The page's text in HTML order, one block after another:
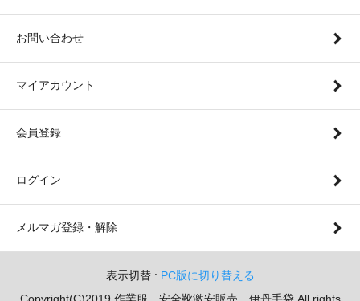
お問い合わせ
マイアカウント
会員登録
ログイン
メルマガ登録・解除
表示切替 : PC版に切り替える